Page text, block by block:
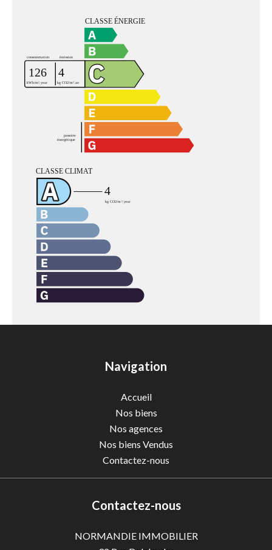
Navigation
Accueil
Nos biens
Nos agences
Nos biens Vendus
Contactez-nous
Contactez-nous
NORMANDIE IMMOBILIER